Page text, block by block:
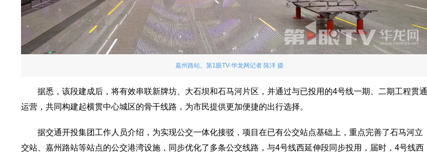
嘉州路站。第1眼TV-华龙网记者 陈洋 摄
据悉，该段建成后，将有效串联新牌坊、大石坝和石马河片区，并通过与已投用的4号线一期、二期工程贯通
运营，共同构建起横贯中心城区的骨干线路，为市民提供更加便捷的出行选择。
据交通开投集团工作人员介绍，为实现公交一体化接驳，项目在已有公交站点基础上，重点完善了石马河立
交站、嘉州路站等站点的公交港湾设施，同步优化了多条公交线路，与4号线西延伸段同步投用，届时，4号线西